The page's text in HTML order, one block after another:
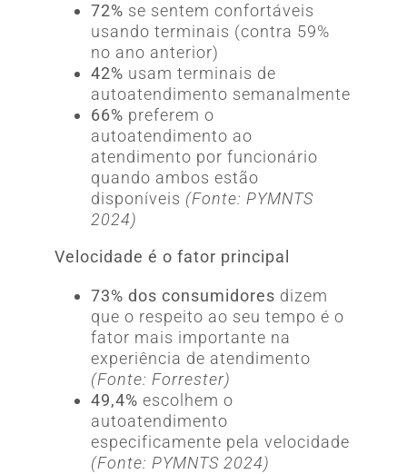
72% se sentem confortáveis
usando terminais (contra 59%
no ano anterior)
42% usam terminais de
autoatendimento semanalmente
66% preferem o
autoatendimento ao
atendimento por funcionário
quando ambos estão
disponíveis (Fonte: PYMNTS
2024)
Velocidade é o fator principal
73% dos consumidores dizem
que o respeito ao seu tempo é o
fator mais importante na
experiência de atendimento
(Fonte: Forrester)
49,4% escolhem o
autoatendimento
especificamente pela velocidade
(Fonte: PYMNTS 2024)